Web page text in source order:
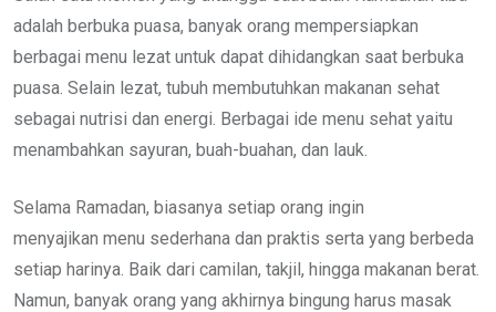
adalah berbuka puasa, banyak orang mempersiapkan
berbagai menu lezat untuk dapat dihidangkan saat berbuka
puasa. Selain lezat, tubuh membutuhkan makanan sehat
sebagai nutrisi dan energi. Berbagai ide menu sehat yaitu
menambahkan sayuran, buah-buahan, dan lauk.
Selama Ramadan, biasanya setiap orang ingin
menyajikan menu sederhana dan praktis serta yang berbeda
setiap harinya. Baik dari camilan, takjil, hingga makanan berat.
Namun, banyak orang yang akhirnya bingung harus masak